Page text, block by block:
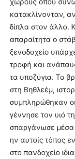
κατακλίνονταν,
δίπλα στον άλλο.
απαραίτητα ο
ξενοδοχείο
τροφή και
τα υποζύγια. Το
στη Βηθλεέμ,
συμπληρώθηκαν
γέννησε τον υιό
σπαργάνωσε μέσα
ην αυτοίς τόπος
στο πανδοχείο